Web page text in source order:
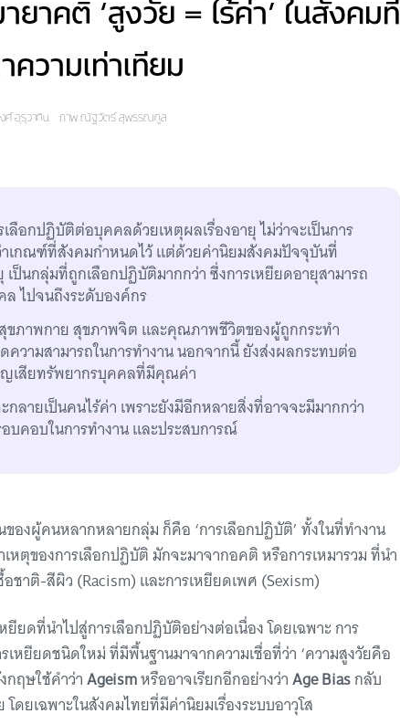
ยาคติ ‘สูงวัย = ไร้ค่า’ ในสังคมที่
ความเท่าเทียม
ศ์ อุรุวาทิน ภาพ ณัฐวัตร์ สุพรรณกูล
ลือกปฏิบัติต่อบุคคลด้วยเหตุผลเรื่องอายุ ไม่ว่าจะเป็นการ
เกณฑ์ที่สังคมกำหนดไว้ แต่ด้วยค่านิยมสังคมปัจจุบันที่
ป็นกลุ่มที่ถูกเลือกปฏิบัติมากกว่า ซึ่งการเหยียดอายุสามารถ
ไปจนถึงระดับองค์กร
ขภาพกาย สุขภาพจิต และคุณภาพชีวิตของผู้ถูกกระทำ
ความสามารถในการทำงาน นอกจากนี้ ยังส่งผลกระทบต่อ
ญเสียทรัพยากรบุคคลที่มีคุณค่า
ลายเป็นคนไร้ค่า เพราะยังมีอีกหลายสิ่งที่อาจจะมีมากกว่า
บคอบในการทำงาน และประสบการณ์
งผู้คนหลากหลายกลุ่ม ก็คือ ‘การเลือกปฏิบัติ’ ทั้งในที่ทำงาน
เหตุของการเลือกปฏิบัติ มักจะมาจากอคติ หรือการเหมารวม ที่นำ
ชาติ-สีผิว (Racism) และการเหยียดเพศ (Sexism)
ยดที่นำไปสู่การเลือกปฏิบัติอย่างต่อเนื่อง โดยเฉพาะ การ
หยียดชนิดใหม่ ที่มีพื้นฐานมาจากความเชื่อที่ว่า ‘ความสูงวัยคือ
กฤษใช้คำว่าAgeismหรืออาจเรียกอีกอย่างว่าAge Biasกลับ
ดยเฉพาะในสังคมไทยที่มีค่านิยมเรื่องระบบอาวุโส